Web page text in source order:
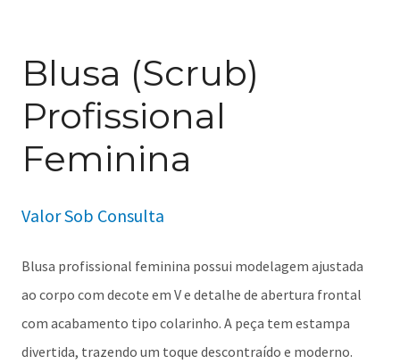
Blusa (Scrub)
Profissional
Feminina
Valor Sob Consulta
Blusa profissional feminina possui modelagem ajustada
ao corpo com decote em V e detalhe de abertura frontal
com acabamento tipo colarinho. A peça tem estampa
divertida, trazendo um toque descontraído e moderno.